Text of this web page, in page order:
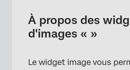
Types de tableaux de bord
Configuration de base
À propos des
d'images « »
Le widget image vous